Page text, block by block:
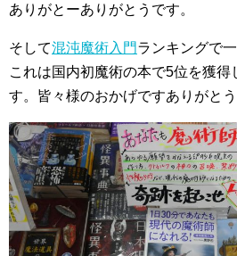
ありがとーありがとうです。
そして混沌魔術入門ランキングで
これは国内初魔術の本で5位を獲得
す。皆々様のおかげですありがと